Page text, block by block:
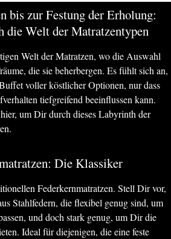
bis zur Festung der Erholung:
die Welt der Matratzentypen
Welt der Matratzen, wo die Auswahl
die sie beherbergen. Es fühlt sich an,
voller köstlicher Optionen, nur dass
tiefgreifend beeinflussen kann.
um Dir durch dieses Labyrinth der
Die Klassiker
Federkernmatratzen. Stell Dir vor,
Stahlfedern, die flexibel genug sind, um
und doch stark genug, um Dir die
Ideal für diejenigen, die eine feste